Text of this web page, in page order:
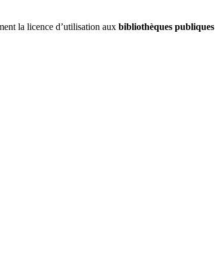
la licence d’utilisation aux bibliothèques publiques